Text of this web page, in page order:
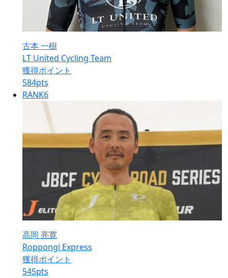
古本 一樹
LT United Cycling Team
獲得ポイント
584pts
RANK6
高岡 亮寛
Roppongi Express
獲得ポイント
545pts